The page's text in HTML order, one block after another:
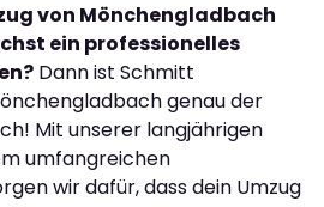
von Mönchengladbach
ein professionelles
Dann ist Schmitt
genau der
Mit unserer langjährigen
umfangreichen
wir dafür, dass dein Umzug